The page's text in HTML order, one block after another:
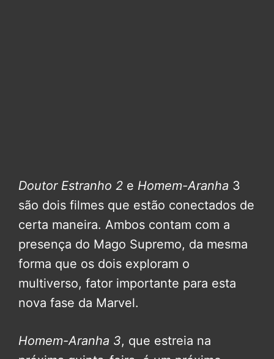
Doutor Estranho 2 e Homem-Aranha 3
são dois filmes que estão conectados de
certa maneira. Ambos contam com a
presença do Mago Supremo, da mesma
forma que os dois exploram o
multiverso, fator importante para esta
nova fase da Marvel.
Homem-Aranha 3, que estreia na